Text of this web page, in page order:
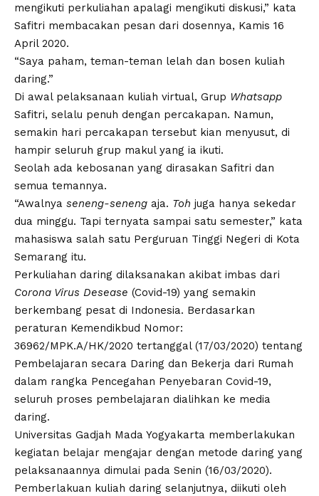
mengikuti perkuliahan apalagi mengikuti diskusi,” kata
Safitri membacakan pesan dari dosennya, Kamis 16
April 2020.
“Saya paham, teman-teman lelah dan bosen kuliah
daring.”
Di awal pelaksanaan kuliah virtual, Grup Whatsapp
Safitri, selalu penuh dengan percakapan. Namun,
semakin hari percakapan tersebut kian menyusut, di
hampir seluruh grup makul yang ia ikuti.
Seolah ada kebosanan yang dirasakan Safitri dan
semua temannya.
“Awalnya seneng-seneng aja. Toh juga hanya sekedar
dua minggu. Tapi ternyata sampai satu semester,” kata
mahasiswa salah satu Perguruan Tinggi Negeri di Kota
Semarang itu.
Perkuliahan daring dilaksanakan akibat imbas dari
Corona Virus Desease (Covid-19) yang semakin
berkembang pesat di Indonesia. Berdasarkan
peraturan Kemendikbud Nomor:
36962/MPK.A/HK/2020 tertanggal (17/03/2020) tentang
Pembelajaran secara Daring dan Bekerja dari Rumah
dalam rangka Pencegahan Penyebaran Covid-19,
seluruh proses pembelajaran dialihkan ke media
daring.
Universitas Gadjah Mada Yogyakarta memberlakukan
kegiatan belajar mengajar dengan metode daring yang
pelaksanaannya dimulai pada Senin (16/03/2020).
Pemberlakuan kuliah daring selanjutnya, diikuti oleh